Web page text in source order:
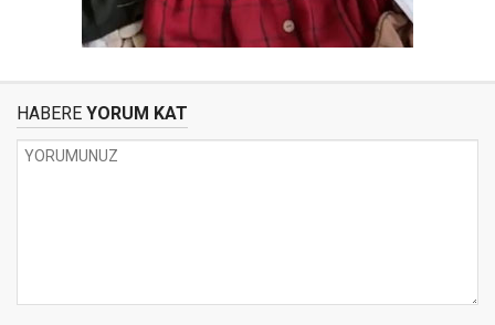
HABERE YORUM KAT